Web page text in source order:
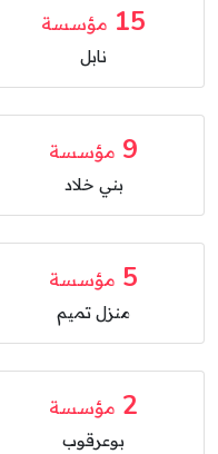
15 مؤسسة
نابل
9 مؤسسة
بني خلاد
5 مؤسسة
منزل تميم
2 مؤسسة
بوعرقوب